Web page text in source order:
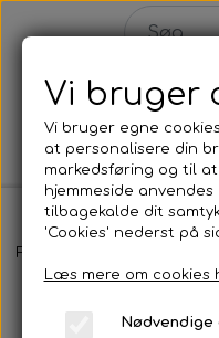
Forside
Vi bruger
Vi bruger egne
at personalisere din
markedsføring og til
hjemmeside
tilbagekalde dit
'Cookies' nederst på
Læs mere om cookies
Nødvendige